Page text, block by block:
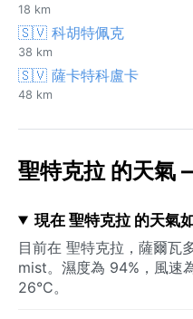
18 km
🇸🇻 科胡特佩克
38 km
🇸🇻 薩卡特科盧卡
48 km
聖特克拉 的天氣
現在 聖特克拉 的天氣
目前在 聖特克拉，薩爾瓦
mist。濕度為 94%，風速
26°C。